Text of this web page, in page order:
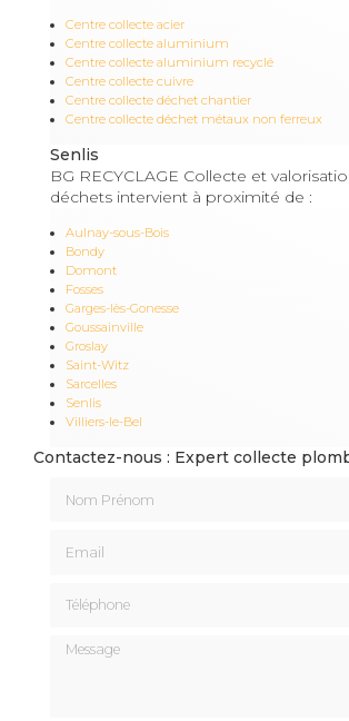
Centre collecte acier
Centre collecte aluminium
Centre collecte aluminium recyclé
Centre collecte cuivre
Centre collecte déchet chantier
Centre collecte déchet métaux non ferreux
Senlis
BG RECYCLAGE Collecte et
déchets intervient à proximité de :
Aulnay-sous-Bois
Bondy
Domont
Fosses
Garges-lès-Gonesse
Goussainville
Groslay
Saint-Witz
Sarcelles
Senlis
Villiers-le-Bel
Contactez-nous : Expert collecte
Message